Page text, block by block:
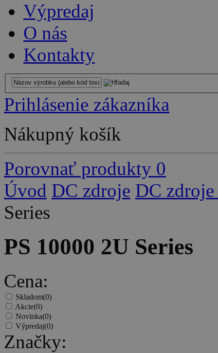
Výpredaj
O nás
Kontakty
Prihlásenie zákazníka
Nákupný košík
Porovnať produkty 0
Úvod DC zdroje DC
Series
PS 10000 2U Series
Cena:
Skladom(0)
Akcie(0)
Novinka(0)
Výpredaj(0)
Značky: